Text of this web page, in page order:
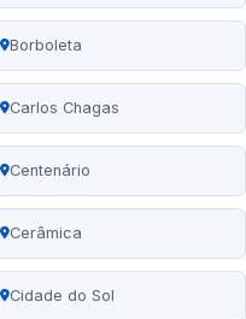
Borboleta
Carlos Chagas
Centenário
Cerâmica
Cidade do Sol